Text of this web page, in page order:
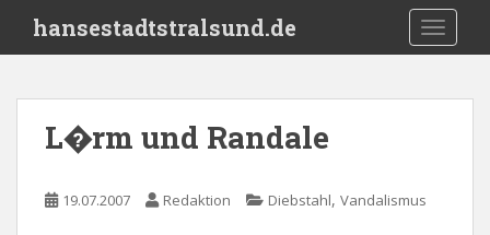
i
hansestadtstralsund.de
L�rm und Randale
19.07.2007 Redaktion Diebstahl, Vandalismus